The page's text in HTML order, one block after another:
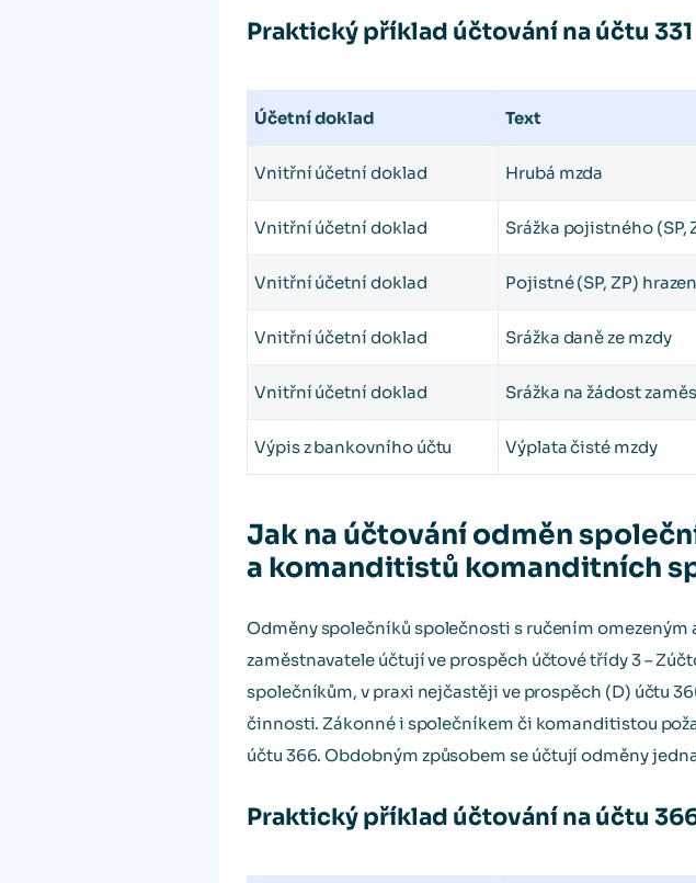
Praktický příklad účtování na účtu 331
Účetní doklad Text
Vnitřní účetní doklad Hrubá mzda
Vnitřní účetní doklad Srážka pojistného (SP,
Vnitřní účetní doklad Pojistné (SP, ZP)
Vnitřní účetní doklad Srážka daně ze mzdy
Vnitřní účetní doklad Srážka na žádost
Výpis z bankovního účtu Výplata čisté mzdy
Jak na účtování odměn
a komanditistů komanditních
Odměny společníků společnosti s ručením
zaměstnavatele účtují ve prospěch účtové třídy 3 –
společníkům, v praxi nejčastěji ve prospěch (D) účtu
činnosti. Zákonné i společníkem či komanditistou
účtu 366. Obdobným způsobem se účtují odměny
Praktický příklad účtování na účtu